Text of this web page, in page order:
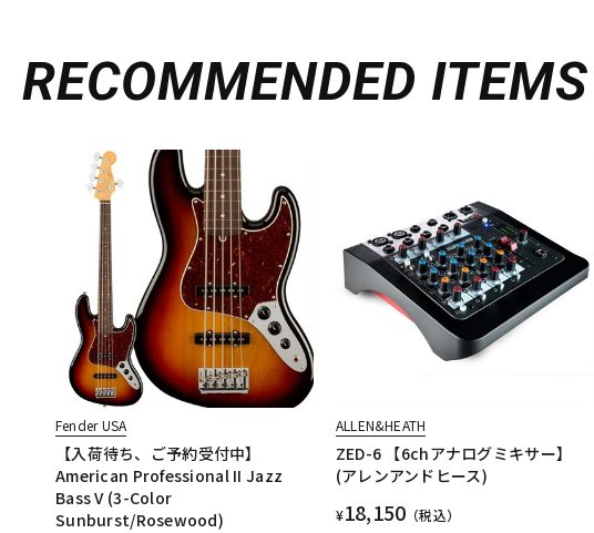
RECOMMENDED ITEMS
Fender USA
【入荷待ち、ご予約受付中】
American Professional II Jazz
Bass V (3-Color
Sunburst/Rosewood)
ALLEN&HEATH
ZED-6 【6chアナログミキサー】
(アレンアンドヒース)
¥18,150 （税込）